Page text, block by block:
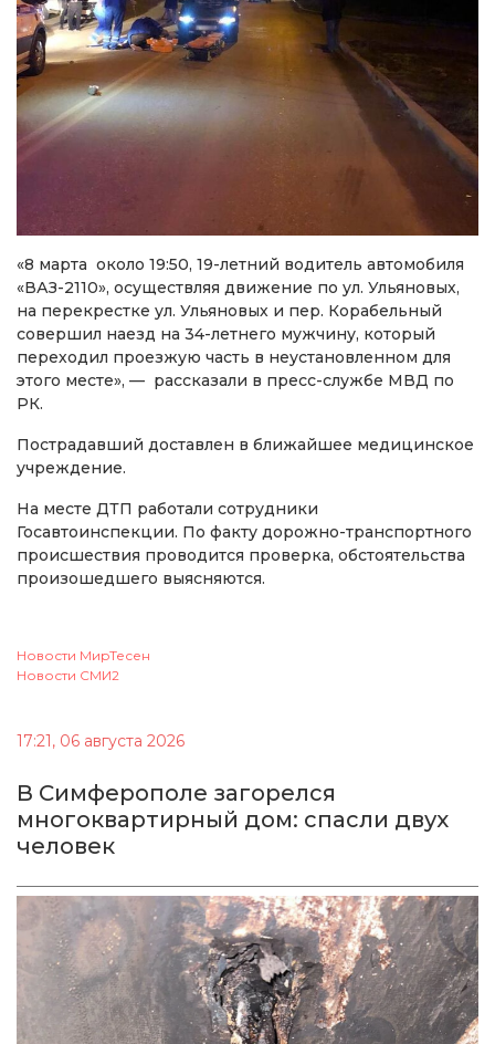
«8 марта около 19:50, 19-летний водитель автомобиля
«ВАЗ-2110», осуществляя движение по ул. Ульяновых,
на перекрестке ул. Ульяновых и пер. Корабельный
совершил наезд на 34-летнего мужчину, который
переходил проезжую часть в неустановленном для
этого месте», — рассказали в пресс-службе МВД по
РК.
Пострадавший доставлен в ближайшее медицинское
учреждение.
На месте ДТП работали сотрудники
Госавтоинспекции. По факту дорожно-транспортного
происшествия проводится проверка, обстоятельства
произошедшего выясняются.
Новости МирТесен
Новости СМИ2
17:21, 06 августа 2026
В Симферополе загорелся
многоквартирный дом: спасли двух
человек